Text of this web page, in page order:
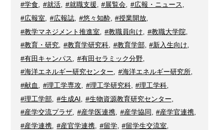
#学食, #就活, #就職支援, #展覧会, #広報・ニュース,
#広報室
#広報誌, #悠々知酔, #授業開放
#教学マネジメント推進室
#教職員向け #教職大学院
#教育・研究
#教育学研究科, #教育学部, #新入生向け
#有田キャンパス
#有田セラミック分野,
#海洋エネルギー研究センター, #海洋エネルギー研究所,
#献血
#理工学専攻, #理工学研究科, #理工学科
#理工学部
#生成AI #生物資源教育研究センター
#産学交流プラザ
#産学医連携, #産学協同 #産学官連携
#産学連携
#産官学連携, #留学, #留学生交流室